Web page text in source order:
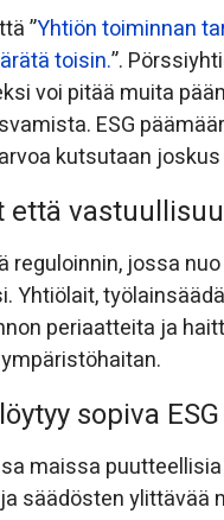
”Yhtiön toiminnan
toisin.”.
voi pitää muita
ESG
kutsutaan
reguloinnin, jossa
Yhtiölait,
periaatteita ja
sopiva
maissa
säädösten ylittävää